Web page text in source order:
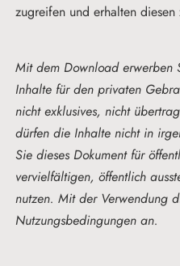
zugreifen und erhalten diesen
Mit dem Download erwerben
Inhalte für den privaten
nicht exklusives, nicht
dürfen die Inhalte nicht in
Sie dieses Dokument für
vervielfältigen, öffentlich
nutzen. Mit der Verwendung
Nutzungsbedingungen an.